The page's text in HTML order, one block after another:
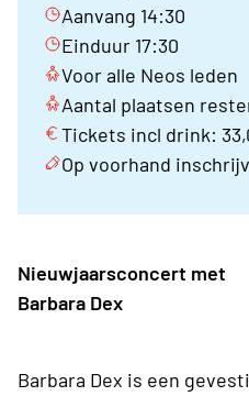
Aanvang 14:30
Einduur 17:30
Voor alle Neos leden
Aantal plaatsen
Tickets incl drink:
Op voorhand
Nieuwjaarsconcert met
Barbara Dex
Barbara Dex is een